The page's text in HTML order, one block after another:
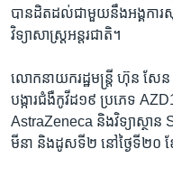
បានដិតដល់ជាមួយនឹងអង្គកា
វិទ្យាសាស្ត្រ​អន្តរជាតិ។
លោក​នាយករដ្ឋមន្ត្រី​ ហ៊ុន សែន​
បង្ការ​ជំងឺ​កូវីដ១៩ ​ប្រភេទ
AstraZeneca និង​វិទ្យាស្ថា
មីនា​ និង​ដូសទី២ នៅ​ថ្ងៃទី២០​ ខ